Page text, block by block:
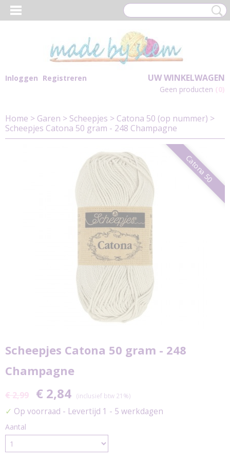
Inloggen Registreren UW WINKELWAGEN
Geen producten (0)
Home > Garen > Scheepjes > Catona 50 (op nummer) >
Scheepjes Catona 50 gram - 248 Champagne
Catona 50
Scheepjes Catona 50 gram - 248
Champagne
€ 2,99 € 2,84 (inclusief btw 21%)
✓ Op voorraad - Levertijd 1 - 5 werkdagen
Aantal